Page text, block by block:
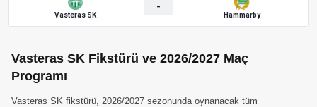
Vasteras SK
-
Hammarby
Vasteras SK Fikstürü ve 2026/2027 Maç
Programı
Vasteras SK fikstürü, 2026/2027 sezonunda oynanacak tüm